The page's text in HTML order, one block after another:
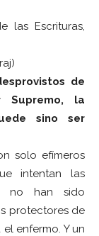
las Escrituras,
de
Supremo, la
sino ser
solo efímeros
intentan las
no han sido
protectores de
enfermo. Y un